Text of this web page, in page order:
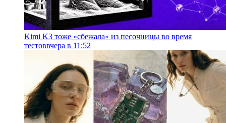
Kimi K3 тоже «сбежала» из песочницы во время
тестоввчера в 11:52